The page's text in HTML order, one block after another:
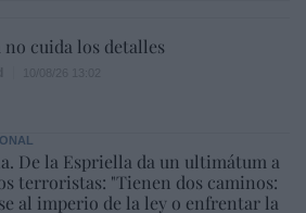
no cuida los detalles
De la Espriella da un ultimátum a
terroristas: "Tienen dos caminos:
al imperio de la ley o enfrentar la